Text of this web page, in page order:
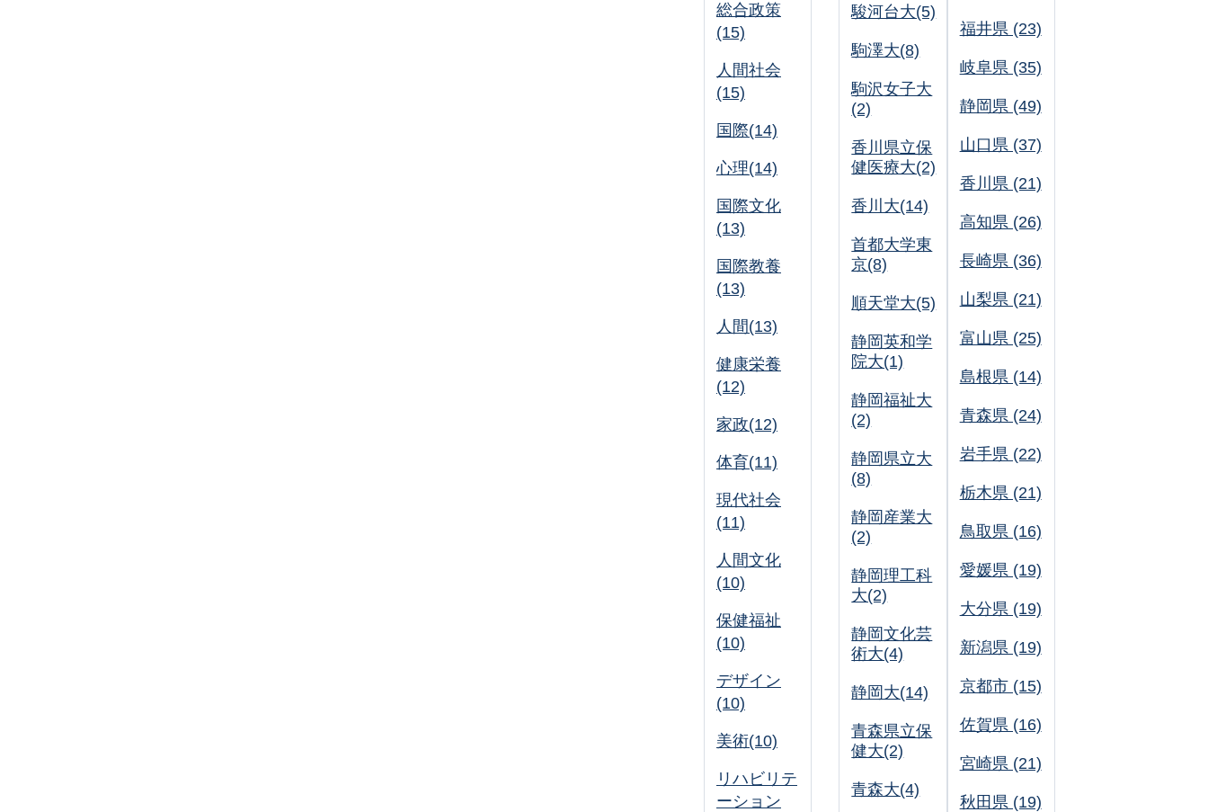
総合政策
(15)
人間社会
(15)
国際(14)
心理(14)
国際文化
(13)
国際教養
(13)
人間(13)
健康栄養
(12)
家政(12)
体育(11)
現代社会
(11)
人間文化
(10)
保健福祉
(10)
デザイン
(10)
美術(10)
リハビリテ
ーション
駿河台大(5)
駒澤大(8)
駒沢女子大
(2)
香川県立保
健医療大(2)
香川大(14)
首都大学東
京(8)
順天堂大(5)
静岡英和学
院大(1)
静岡福祉大
(2)
静岡県立大
(8)
静岡産業大
(2)
静岡理工科
大(2)
静岡文化芸
術大(4)
静岡大(14)
青森県立保
健大(2)
青森大(4)
福井県 (23)
岐阜県 (35)
静岡県 (49)
山口県 (37)
香川県 (21)
高知県 (26)
長崎県 (36)
山梨県 (21)
富山県 (25)
島根県 (14)
青森県 (24)
岩手県 (22)
栃木県 (21)
鳥取県 (16)
愛媛県 (19)
大分県 (19)
新潟県 (19)
京都市 (15)
佐賀県 (16)
宮崎県 (21)
秋田県 (19)